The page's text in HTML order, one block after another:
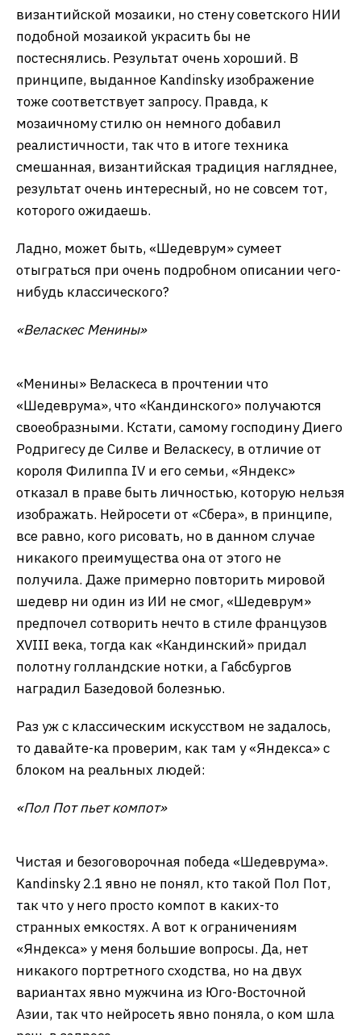
запросу. Kandinsky с задачей справился отлично,
центральная пара труженика и труженицы
украсила бы любой плакат 1930-х. Техника не
указывалась, так что некоторая компьютерность
не является ошибкой.
Икону с Юрием Гагариным или просто
абстрактным космонавтом «Шедеврум»
рисовать отказался, так что пришлось подойти к
вопросу совмещения несовместимого творчески:
«Космонавт в открытом космосе в традициях
византийской мозаики»
Трудно сказать, насколько у «Яндекса»
подобной мозаикой украсить бы не
постеснялись. Результат очень хороший. В
принципе, выданное Kandinsky изображение
тоже соответствует запросу. Правда, к
мозаичному стилю он немного добавил
реалистичности, так что в итоге техника
смешанная, византийская традиция нагляднее,
результат очень интересный, но не совсем тот,
которого ожидаешь.
Ладно, может быть, «Шедеврум» сумеет
отыграться при очень подробном описании чего-
нибудь классического?
«Веласкес Менины»
«Менины» Веласкеса в прочтении что
«Шедеврума», что «Кандинского» получаются
Родригесу де Силве и Веласкесу, в отличие от
изображать. Нейросети от «Сбера», в принципе,
все равно, кого рисовать, но в данном случае
никакого преимущества она от этого не
получила. Даже примерно повторить мировой
шедевр ни один из ИИ не смог, «Шедеврум»
предпочел сотворить нечто в стиле французов
XVIII века, тогда как «Кандинский» придал
полотну голландские нотки, а Габсбургов